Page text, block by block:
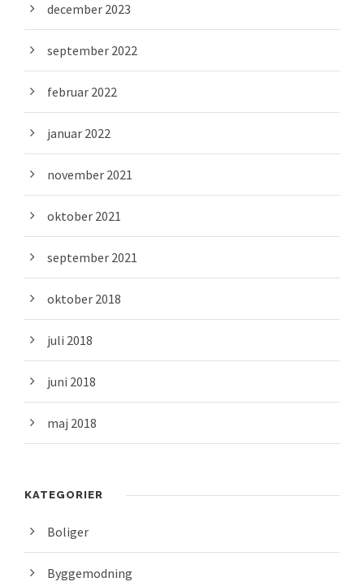
december 2023
september 2022
februar 2022
januar 2022
november 2021
oktober 2021
september 2021
oktober 2018
juli 2018
juni 2018
maj 2018
KATEGORIER
Boliger
Byggemodning